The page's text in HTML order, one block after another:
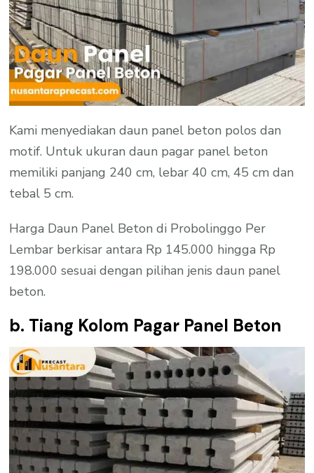
Kami menyediakan daun panel beton polos dan
motif. Untuk ukuran daun pagar panel beton
memiliki panjang 240 cm, lebar 40 cm, 45 cm dan
tebal 5 cm.
Harga Daun Panel Beton di Probolinggo Per
Lembar berkisar antara Rp 145.000 hingga Rp
198.000 sesuai dengan pilihan jenis daun panel
beton.
b. Tiang Kolom Pagar Panel Beton